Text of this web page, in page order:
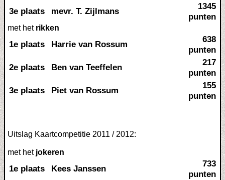
3e plaats
mevr. T. Zijlmans
1345
punten
met het rikken
1e plaats Harrie van Rossum
638
punten
2e plaats
Ben van Teeffelen
217
punten
3e plaats
Piet van Rossum
155
punten
Uitslag Kaartcompetitie 2011 / 2012:
met het jokeren
1e plaats Kees Janssen
733
punten